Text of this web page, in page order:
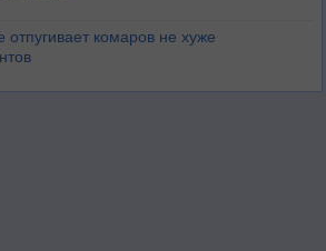
отпугивает комаров не хуже